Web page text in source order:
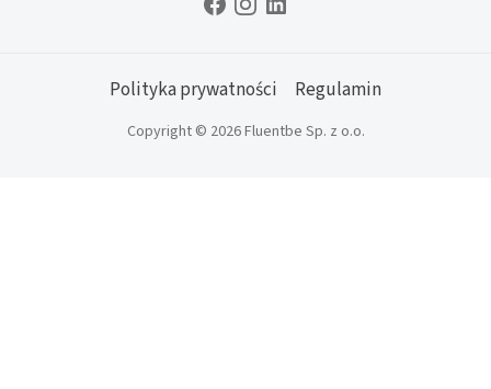
Polityka prywatności Regulamin
Copyright © 2026 Fluentbe Sp. z o.o.